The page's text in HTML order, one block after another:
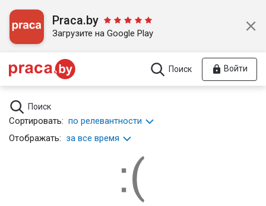
Praca.by
Загрузите на Google Play
Поиск Войти
Поиск
Сортировать: по релевантности
Отображать: за все время